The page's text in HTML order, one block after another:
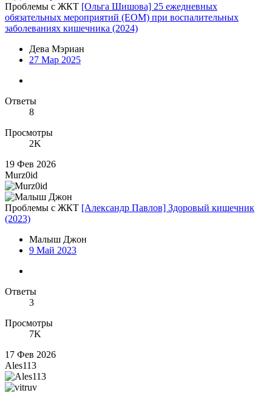
Проблемы с ЖКТ [Ольга Шишова] 25 ежедневных
обязательных мероприятий (ЕОМ) при воспалительных
заболеваниях кишечника (2024)
Дева Мэриан
27 Мар 2025
Ответы
8
Просмотры
2K
19 Фев 2026
Murz0id
Проблемы с ЖКТ [Александр Павлов] Здоровый кишечник
(2023)
Малыш Джон
9 Май 2023
Ответы
3
Просмотры
7K
17 Фев 2026
Ales113